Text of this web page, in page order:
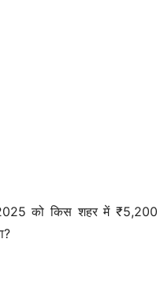
को किस शहर में ₹5,200